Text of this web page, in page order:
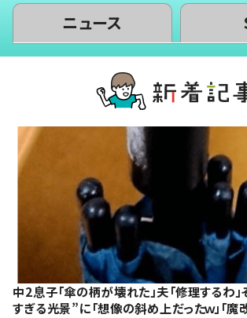
ニュース
中2息子「傘の柄が壊れた」夫「修理するわ
すぎる光景”に「想像の斜め上だったｗ」「魔